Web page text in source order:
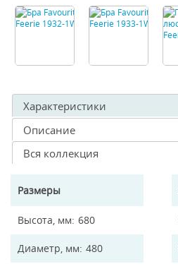
Характеристики
Описание
Вся коллекция
Размеры
Высота, мм 680
Диаметр, мм 480